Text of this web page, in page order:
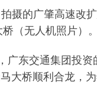
的广肇高速改
（无人机照片）。
东交通集团投资
大桥顺利合龙，